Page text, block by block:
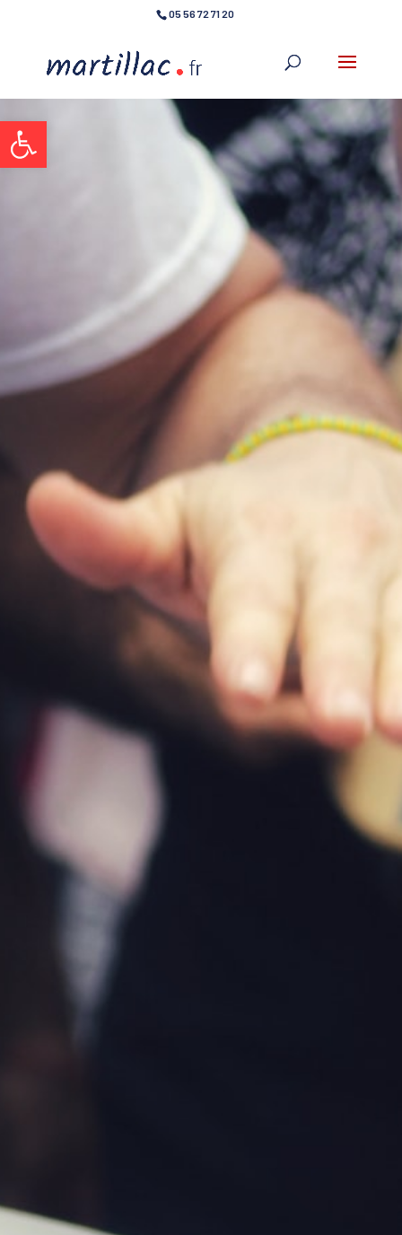
Ouvrir la barre d’outils
05 56 72 71 20